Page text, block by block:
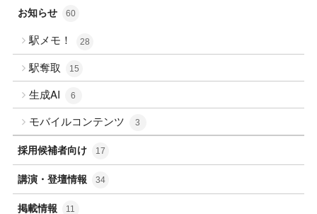
お知らせ 60
駅メモ！ 28
駅奪取 15
生成AI 6
モバイルコンテンツ 3
採用候補者向け 17
講演・登壇情報 34
掲載情報 11